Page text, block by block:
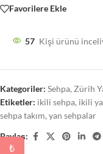
Favorilere Ekle
57 Kişi ürünü
Kategoriler: Sehpa, Zürih
Etiketler: ikili sehpa, ikili
sehpa takım, yan sehpalar
Paylaş:
₺